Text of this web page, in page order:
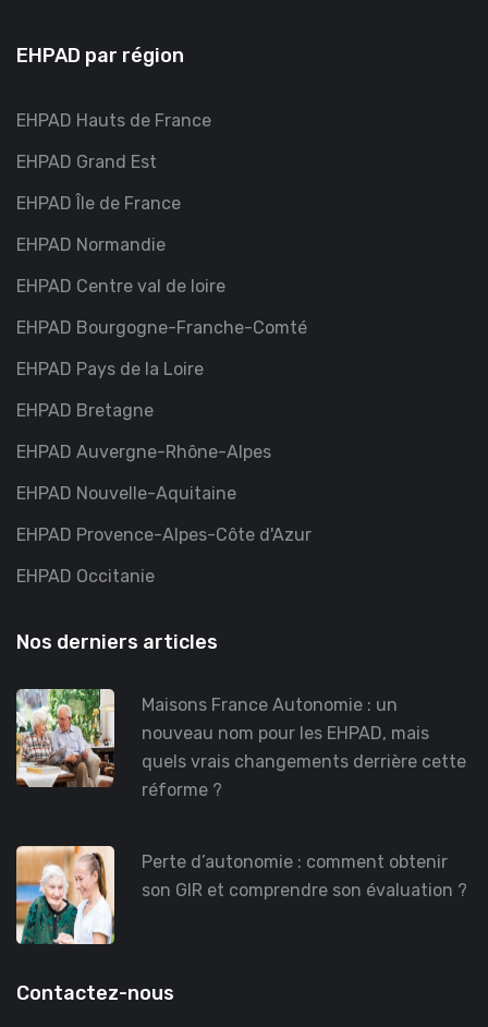
EHPAD par région
EHPAD Hauts de France
EHPAD Grand Est
EHPAD Île de France
EHPAD Normandie
EHPAD Centre val de loire
EHPAD Bourgogne-Franche-Comté
EHPAD Pays de la Loire
EHPAD Bretagne
EHPAD Auvergne-Rhône-Alpes
EHPAD Nouvelle-Aquitaine
EHPAD Provence-Alpes-Côte d'Azur
EHPAD Occitanie
Nos derniers articles
Maisons France Autonomie : un
nouveau nom pour les EHPAD, mais
quels vrais changements derrière cette
réforme ?
Perte d’autonomie : comment obtenir
son GIR et comprendre son évaluation ?
Contactez-nous